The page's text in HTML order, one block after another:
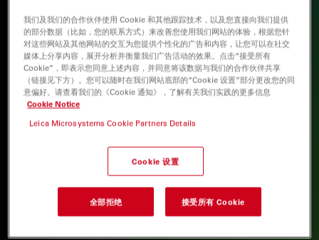
我们及我们的合作伙伴使用 Cookie 和其他跟踪技术，以及您直接向我们提供
的部分数据（比如，您的联系方式）来改善您使用我们网站的体验，根据您针
对这些网站及其他网站的交互为您提供个性化的广告和内容，让您可以在社交
媒体上分享内容，展开分析并衡量我们广告活动的效果。点击“接受所有
Cookie”，即表示您同意上述内容，并同意将该数据与我们的合作伙伴共享
（链接见下方）。您可以随时在我们网站底部的“Cookie 设置”部分更改您的同
意偏好。请查看我们的《Cookie 通知》，了解有关我们实践的更多信息
Cookie Notice
Leica Microsystems Cookie Partners Details
Cookie 设置
全部拒绝 接受所有 Cookie